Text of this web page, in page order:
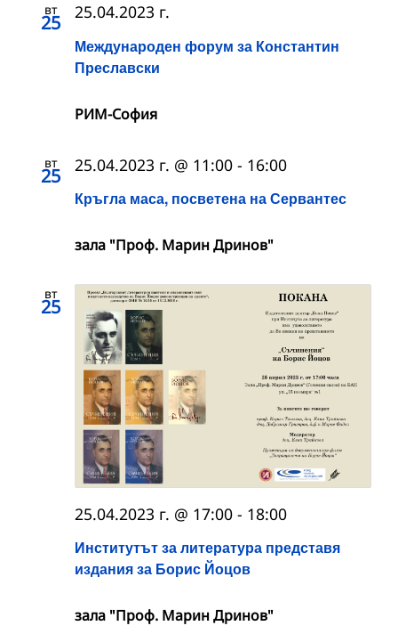
вт
25
Международен форум за Константин
Преславски
25.04.2023 г.
РИМ-София
вт
25
Кръгла маса, посветена на Сервантес
25.04.2023 г. @ 11:00 - 16:00
зала "Проф. Марин Дринов"
вт
25
Институтът за литература представя
издания за Борис Йоцов
25.04.2023 г. @ 17:00 - 18:00
зала "Проф. Марин Дринов"